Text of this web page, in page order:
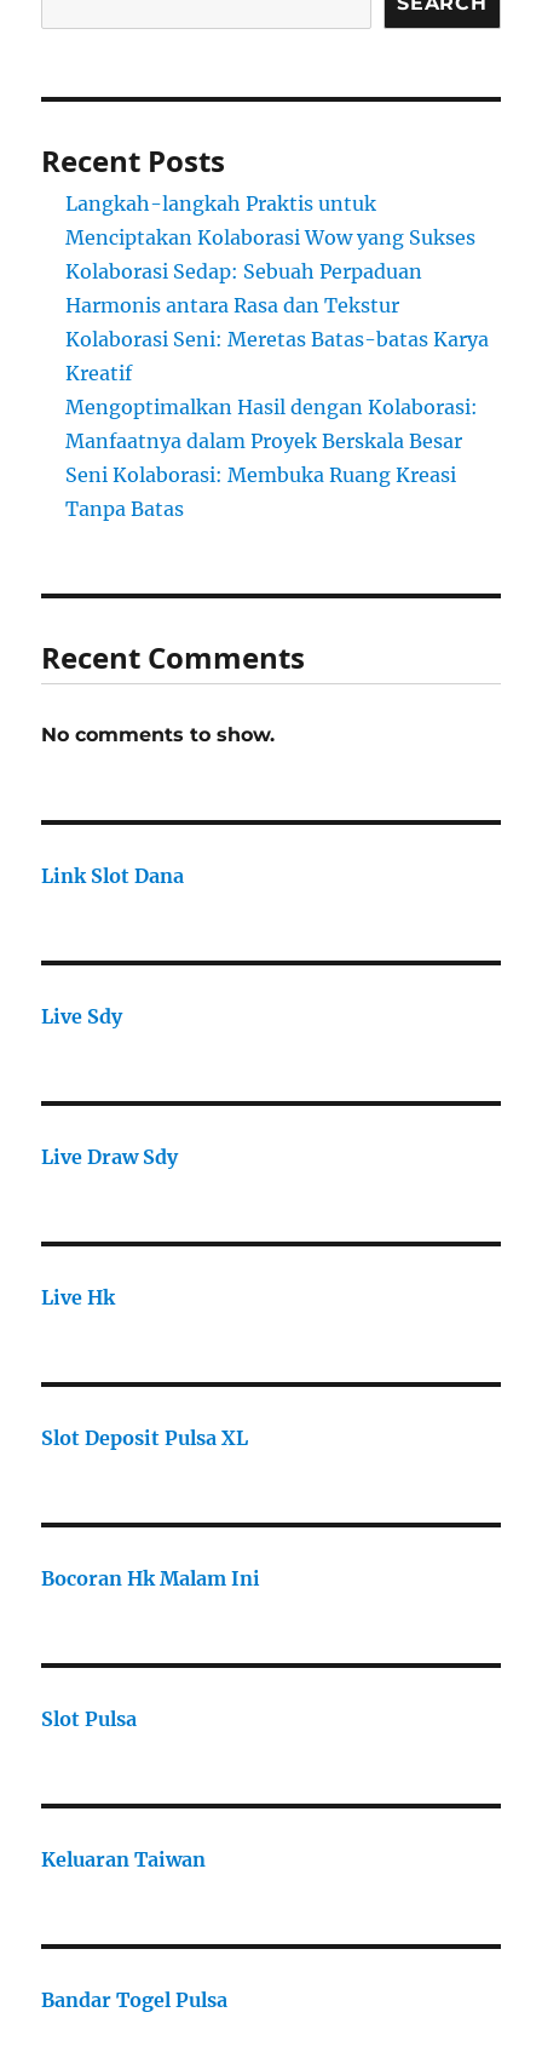
Recent Posts
Langkah-langkah Praktis untuk
Menciptakan Kolaborasi Wow yang Sukses
Kolaborasi Sedap: Sebuah Perpaduan
Harmonis antara Rasa dan Tekstur
Kolaborasi Seni: Meretas Batas-batas Karya
Kreatif
Mengoptimalkan Hasil dengan Kolaborasi:
Manfaatnya dalam Proyek Berskala Besar
Seni Kolaborasi: Membuka Ruang Kreasi
Tanpa Batas
Recent Comments
No comments to show.
Link Slot Dana
Live Sdy
Live Draw Sdy
Live Hk
Slot Deposit Pulsa XL
Bocoran Hk Malam Ini
Slot Pulsa
Keluaran Taiwan
Bandar Togel Pulsa